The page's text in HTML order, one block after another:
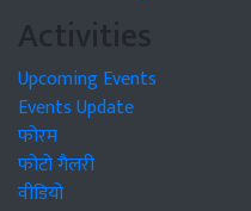
Activities
Upcoming Events
Events Update
फोरम
फोटो गैलरी
वीडियो